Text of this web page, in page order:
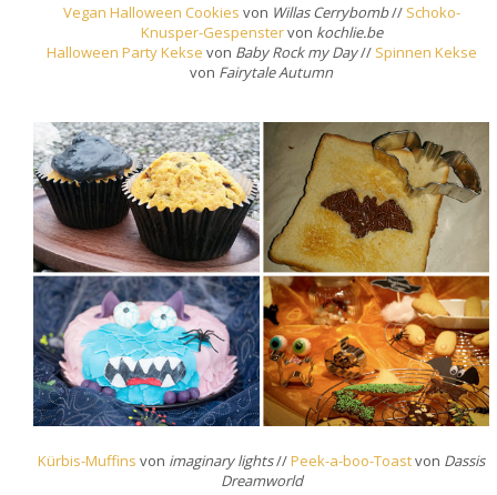
Vegan Halloween Cookies von Willas Cerrybomb// Schoko-
Knusper-Gespenstervon kochlie.be
Halloween Party Kekse von Baby Rock my Day// Spinnen Kekse
von Fairytale Autumn
Kürbis-Muffins von imaginary lights//Peek-a-boo-Toastvon Dassis
Dreamworld